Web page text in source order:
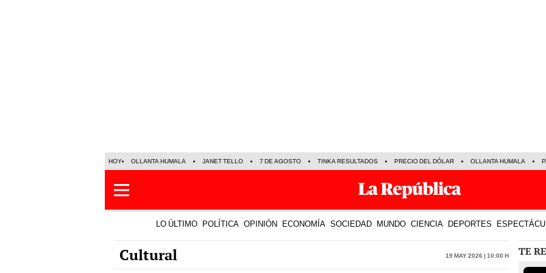
HOY OLLANTA HUMALA JANET TELLO 7 DE AGOSTO TINKA RESULTADOS PRECIO DEL DÓLAR OLLANTA HUMALA
LO ÚLTIMO POLÍTICA OPINIÓN ECONOMÍA SOCIEDAD MUNDO CIENCIA DEPORTES
Cultural 19 May 2026 | 10:00 h TE